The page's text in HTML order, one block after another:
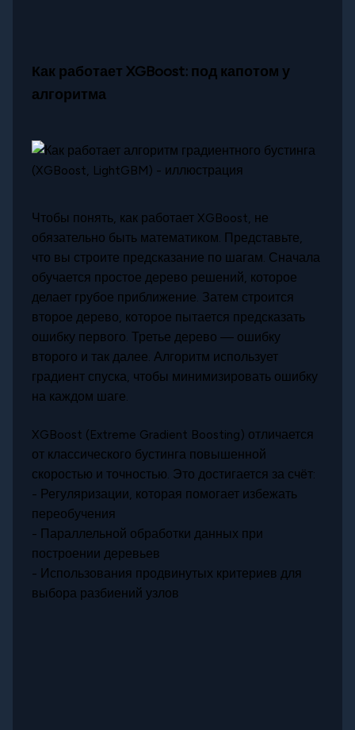
Как работает XGBoost: под капотом у
алгоритма
Чтобы понять, как работает XGBoost, не
обязательно быть математиком. Представьте,
что вы строите предсказание по шагам. Сначала
обучается простое дерево решений, которое
делает грубое приближение. Затем строится
второе дерево, которое пытается предсказать
ошибку первого. Третье дерево — ошибку
второго и так далее. Алгоритм использует
градиент спуска, чтобы минимизировать ошибку
на каждом шаге.
XGBoost (Extreme Gradient Boosting) отличается
от классического бустинга повышенной
скоростью и точностью. Это достигается за счёт:
- Регуляризации, которая помогает избежать
переобучения
- Параллельной обработки данных при
построении деревьев
- Использования продвинутых критериев для
выбора разбиений узлов